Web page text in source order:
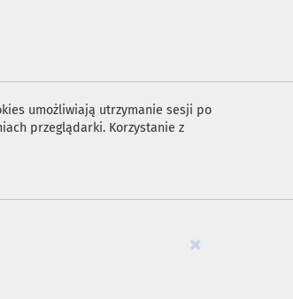
umożliwiają utrzymanie sesji po
przeglądarki. Korzystanie z
×